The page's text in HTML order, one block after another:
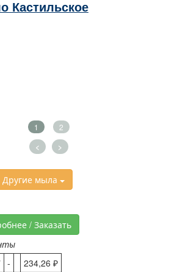
Кастильское
1 2
< >
Другие мыла
/ Заказать
- 234,26 ₽